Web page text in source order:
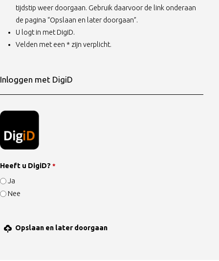
tijdstip weer doorgaan. Gebruik daarvoor de link onderaan
de pagina “Opslaan en later doorgaan”.
U logt in met DigiD.
Velden met een * zijn verplicht.
Inloggen met DigiD
Heeft u DigiD? *
Ja
Nee
Opslaan en later doorgaan